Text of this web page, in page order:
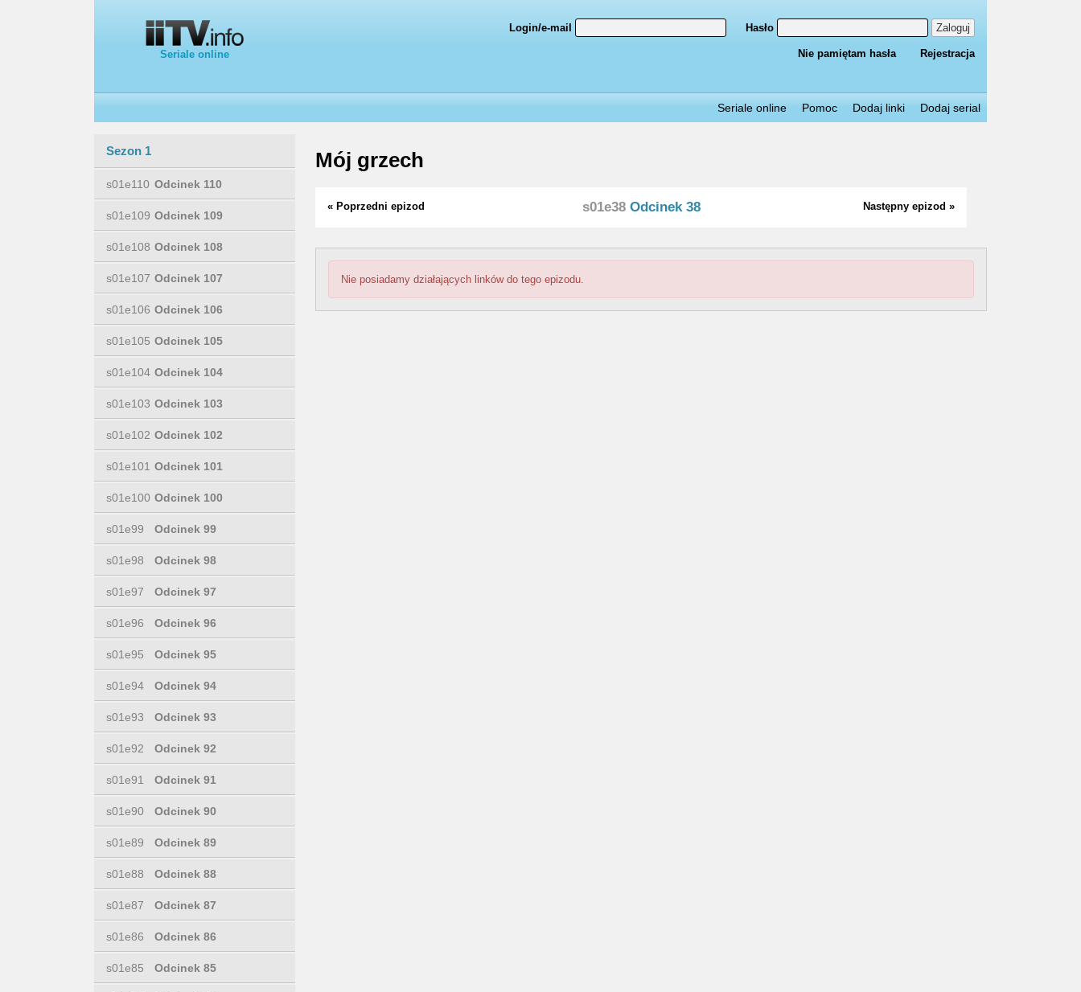
Seriale online
Login/e-mail Hasło Zaloguj
Nie pamiętam hasła Rejestracja
Seriale online Pomoc Dodaj linki Dodaj serial
Sezon 1
s01e110 Odcinek 110
s01e109 Odcinek 109
s01e108 Odcinek 108
s01e107 Odcinek 107
s01e106 Odcinek 106
s01e105 Odcinek 105
s01e104 Odcinek 104
s01e103 Odcinek 103
s01e102 Odcinek 102
s01e101 Odcinek 101
s01e100 Odcinek 100
s01e99 Odcinek 99
s01e98 Odcinek 98
s01e97 Odcinek 97
s01e96 Odcinek 96
s01e95 Odcinek 95
s01e94 Odcinek 94
s01e93 Odcinek 93
s01e92 Odcinek 92
s01e91 Odcinek 91
s01e90 Odcinek 90
s01e89 Odcinek 89
s01e88 Odcinek 88
s01e87 Odcinek 87
s01e86 Odcinek 86
s01e85 Odcinek 85
Mój grzech
« Poprzedni epizod Następny epizod »
s01e38Odcinek 38
Nie posiadamy działających linków do tego epizodu.